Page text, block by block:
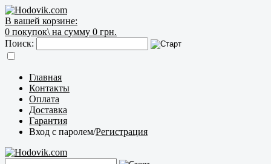
В вашей корзине:
0 покупок\ на сумму 0 грн.
Поиск:
Главная
Контакты
Оплата
Доставка
Гарантия
Вход с паролем/Регистрация